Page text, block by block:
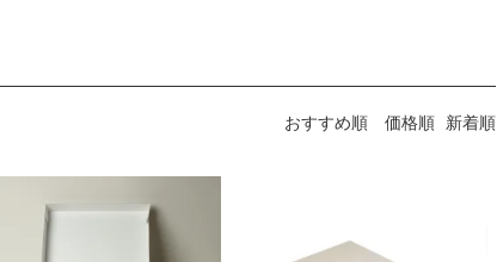
おすすめ順 価格順 新着順